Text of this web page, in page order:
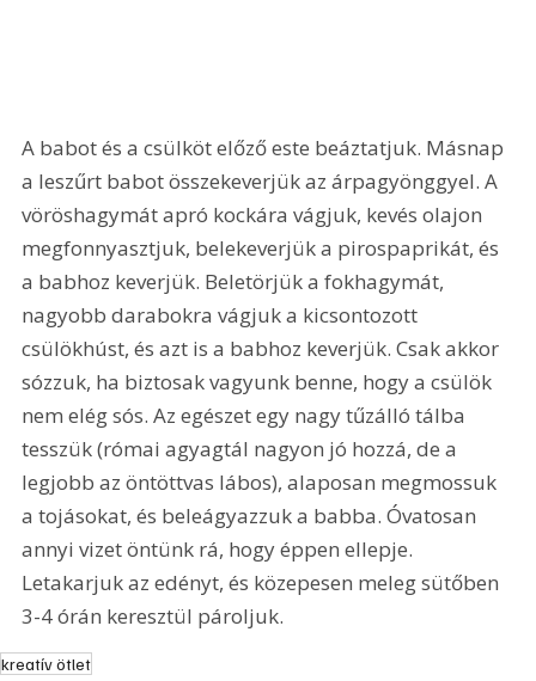
A babot és a csülköt előző este beáztatjuk. Másnap
a leszűrt babot összekeverjük az árpagyönggyel. A
vöröshagymát apró kockára vágjuk, kevés olajon
megfonnyasztjuk, belekeverjük a pirospaprikát, és
a babhoz keverjük. Beletörjük a fokhagymát,
nagyobb darabokra vágjuk a kicsontozott
csülökhúst, és azt is a babhoz keverjük. Csak akkor
sózzuk, ha biztosak vagyunk benne, hogy a csülök
nem elég sós. Az egészet egy nagy tűzálló tálba
tesszük (római agyagtál nagyon jó hozzá, de a
legjobb az öntöttvas lábos), alaposan megmossuk
a tojásokat, és beleágyazzuk a babba. Óvatosan
annyi vizet öntünk rá, hogy éppen ellepje.
Letakarjuk az edényt, és közepesen meleg sütőben
3-4 órán keresztül pároljuk.
kreatív ötlet